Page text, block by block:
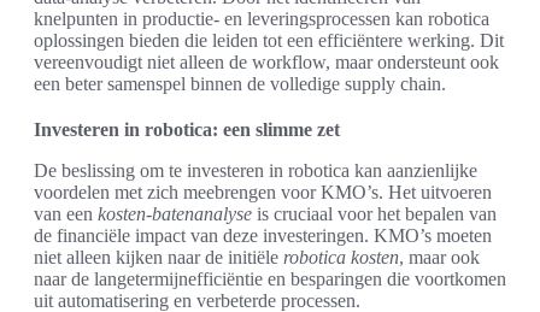
knelpunten in productie- en leveringsprocessen kan robotica
oplossingen bieden die leiden tot een efficiëntere werking. Dit
vereenvoudigt niet alleen de workflow, maar ondersteunt ook
een beter samenspel binnen de volledige supply chain.
Investeren in robotica: een slimme zet
De beslissing om te investeren in robotica kan aanzienlijke
voordelen met zich meebrengen voor KMO’s. Het uitvoeren
van een kosten-batenanalyse is cruciaal voor het bepalen van
de financiële impact van deze investeringen. KMO’s moeten
niet alleen kijken naar de initiële robotica kosten, maar ook
naar de langetermijnefficiëntie en besparingen die voortkomen
uit automatisering en verbeterde processen.